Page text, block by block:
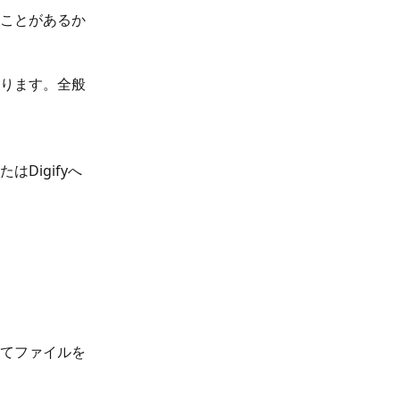
とがあるか
ます。全般
はDigifyへ
ファイルを